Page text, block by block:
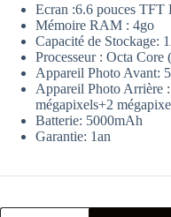
Ecran :6.6 pouces TFT
Mémoire RAM : 4go
Capacité de Stockage:
Processeur : Octa
Appareil Photo Avant:
Appareil Photo Arrière
mégapixels+2
Batterie: 5000mAh
Garantie: 1an
quantité